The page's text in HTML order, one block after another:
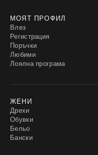
МОЯТ ПРОФИЛ
Влез
Регистрация
Поръчки
Любими
Лоялна програма
ЖЕНИ
Дрехи
Обувки
Бельо
Бански